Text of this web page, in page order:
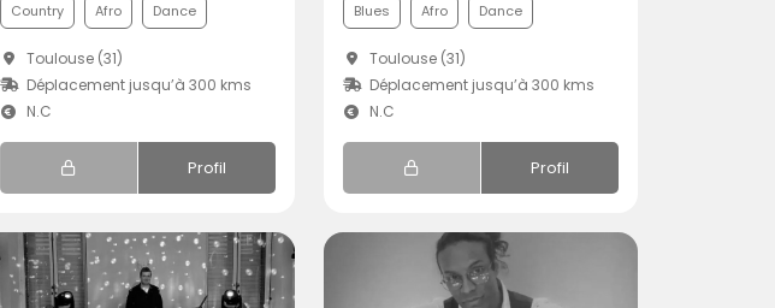
Country Afro Dance
Toulouse (31)
Déplacement jusqu’à 300 kms
N.C
Profil
Blues Afro Dance
Toulouse (31)
Déplacement jusqu’à 300 kms
N.C
Profil